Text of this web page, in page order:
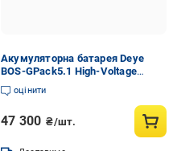
Акумуляторна батарея Deye
BOS-GPack5.1 High-Voltage
LiFePo4 51,2V 100 Ah 5,12kWh
(2898439183)
оцінити
47 300 ₴/шт.